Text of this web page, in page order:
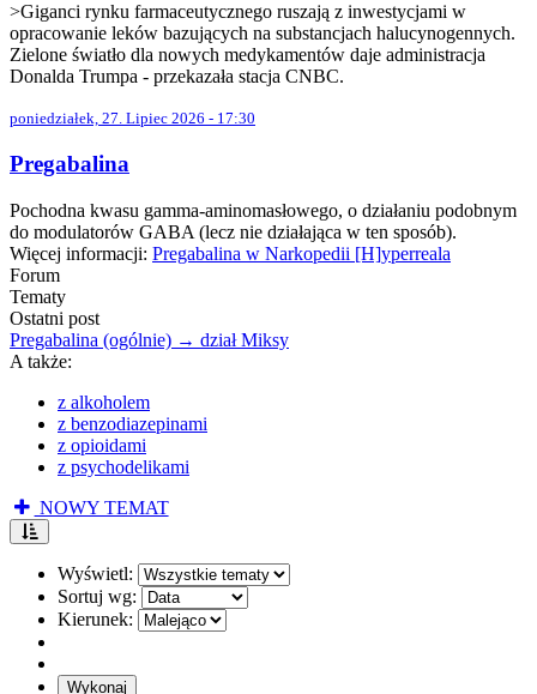
>Giganci rynku farmaceutycznego ruszają z inwestycjami w
opracowanie leków bazujących na substancjach halucynogennych.
Zielone światło dla nowych medykamentów daje administracja
Donalda Trumpa - przekazała stacja CNBC.
poniedziałek, 27. Lipiec 2026 - 17:30
Pregabalina
Pochodna kwasu gamma-aminomasłowego, o działaniu podobnym
do modulatorów GABA (lecz nie działająca w ten sposób).
Więcej informacji: Pregabalina w Narkopedii [H]yperreala
Forum
Tematy
Ostatni post
Pregabalina (ogólnie) → dział Miksy
A także:
z alkoholem
z benzodiazepinami
z opioidami
z psychodelikami
NOWY TEMAT
Wyświetl:
Sortuj wg:
Kierunek: